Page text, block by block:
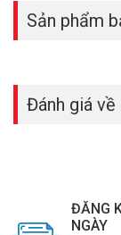
Sản phẩm
Đánh giá về
ĐĂNG
NGÀY